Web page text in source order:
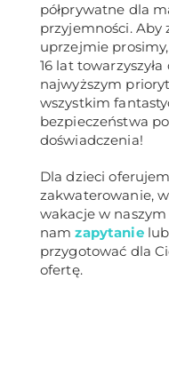
półprywatne dla
przyjemności. Aby
uprzejmie
16 lat
najwyższym
wszystkim
bezpieczeństwa
doświadczenia!
Dla dzieci
zakwaterowanie,
wakacje w
namzapytanielub
przygotować dla
ofertę.